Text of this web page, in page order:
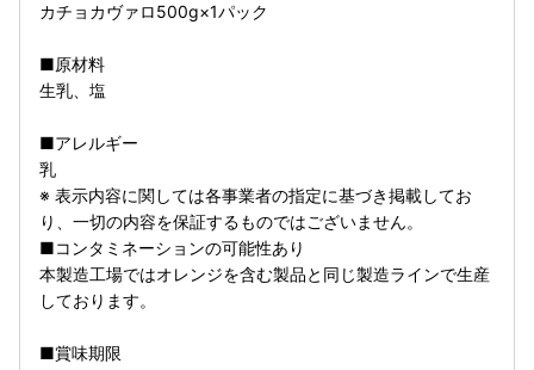
カチョカヴァロ500g×1パック
■原材料
生乳、塩
■アレルギー
乳
※ 表示内容に関しては各事業者の指定に基づき掲載してお
り、一切の内容を保証するものではございません。
■コンタミネーションの可能性あり
本製造工場ではオレンジを含む製品と同じ製造ラインで生産
しております。
■賞味期限